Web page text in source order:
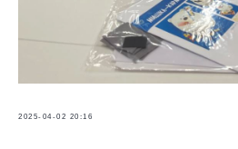
2025-04-02 20:16